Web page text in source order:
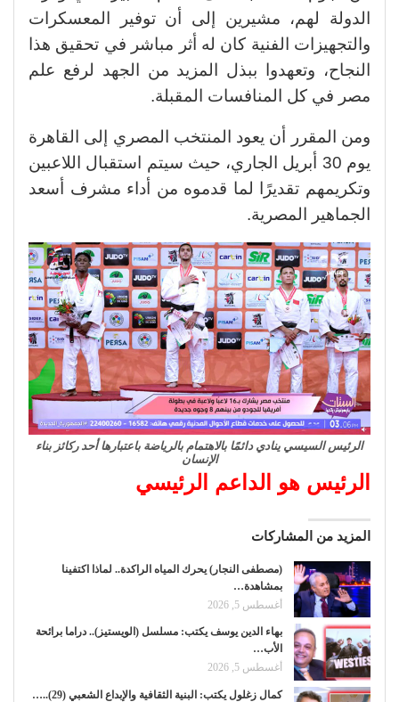
الدولة لهم، مشيرين إلى أن توفير المعسكرات
والتجهيزات الفنية كان له أثر مباشر في تحقيق هذا
النجاح، وتعهدوا ببذل المزيد من الجهد لرفع علم
مصر في كل المنافسات المقبلة.
ومن المقرر أن يعود المنتخب المصري إلى القاهرة
يوم 30 أبريل الجاري، حيث سيتم استقبال اللاعبين
وتكريمهم تقديرًا لما قدموه من أداء مشرف أسعد
الجماهير المصرية.
الرئيس السيسي ينادي دائمًا بالاهتمام بالرياضة باعتبارها أحد ركائز بناء
الإنسان
الرئيس هو الداعم الرئيسي
المزيد من المشاركات
(مصطفى النجار) يحرك المياه الراكدة.. لماذا اكتفينا
بمشاهدة…
أغسطس 5, 2026
بهاء الدين يوسف يكتب: مسلسل (الويستيز).. دراما برائحة
الأب…
أغسطس 5, 2026
كمال زغلول يكتب: البنية الثقافية والإبداع الشعبي (29)..…